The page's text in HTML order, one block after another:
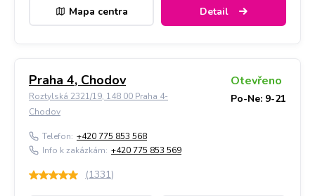
Mapa centra Detail
Praha 4, Chodov
Roztylská 2321/19, 148 00 Praha 4-
Chodov
Otevřeno
Po-Ne: 9-21
Telefon: +420 775 853 568
Info k zakázkám: +420 775 853 569
(1331)